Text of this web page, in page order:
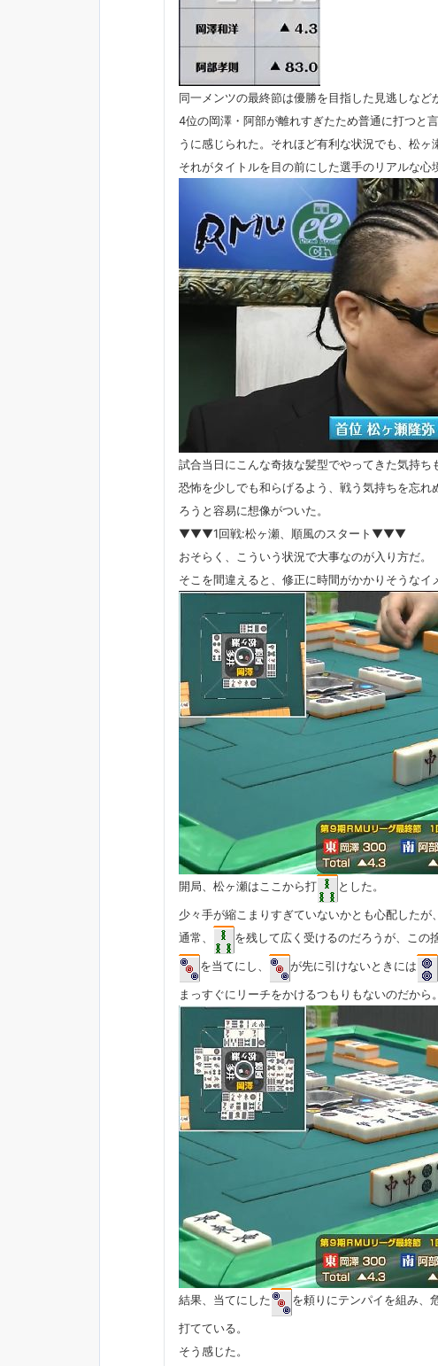
同一メンツの最終節は優勝を目指した見逃しな
4位の岡澤・阿部が離れすぎたため普通に打つと
うに感じられた。それほど有利な状況でも、松ヶ
それがタイトルを目の前にした選手のリアルな心
試合当日にこんな奇抜な髪型でやってきた気持ち
恐怖を少しでも和らげるよう、戦う気持ちを忘
ろうと容易に想像がついた。
▼▼▼1回戦:松ヶ瀬、順風のスタート▼▼▼
おそらく、こういう状況で大事なのが入り方だ。
そこを間違えると、修正に時間がかかりそうなイ
開局、松ヶ瀬はここから打
とした。
少々手が縮こまりすぎていないかとも心配したが
通常、
を残して広く受けるのだろうが、この
を当てにし、
が先に引けないときには
まっすぐにリーチをかけるつもりもないのだから。
結果、当てにした
を頼りにテンパイを組み、
打てている。
そう感じた。